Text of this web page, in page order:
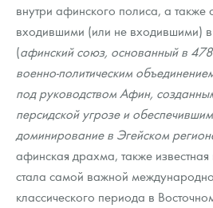
Русская нумизматика
Золотая карманная галерея
Наборы подарочных и коллекционных
Монеты и жетоны из недрагоценных
Книги по нумизматике
внутри афинского полиса, а также
входившими (или не входившими)
(афинский союз, основанный в
военно-политическим
под руководством Афин,
персидской угрозе и
доминирование в Эгейском
афинская драхма, также известная
стала самой важной
классического периода в